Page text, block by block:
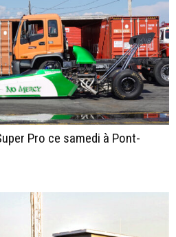
Pro ce samedi à Pont-